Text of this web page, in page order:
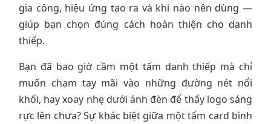
gia công, hiệu ứng tạo ra và khi nào nên dùng —
giúp bạn chọn đúng cách hoàn thiện cho danh
thiếp.
Bạn đã bao giờ cầm một tấm danh thiếp mà chỉ
muốn chạm tay mãi vào những đường nét nổi
khối, hay xoay nhẹ dưới ánh đèn để thấy logo sáng
rực lên chưa? Sự khác biệt giữa một tấm card bình